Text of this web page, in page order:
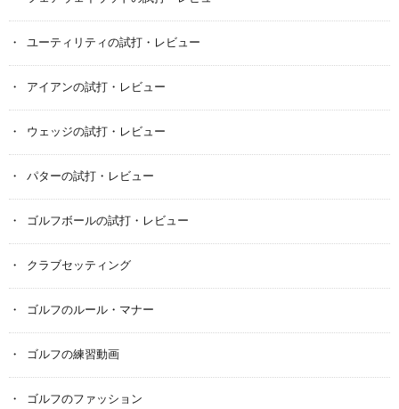
ユーティリティの試打・レビュー
アイアンの試打・レビュー
ウェッジの試打・レビュー
パターの試打・レビュー
ゴルフボールの試打・レビュー
クラブセッティング
ゴルフのルール・マナー
ゴルフの練習動画
ゴルフのファッション